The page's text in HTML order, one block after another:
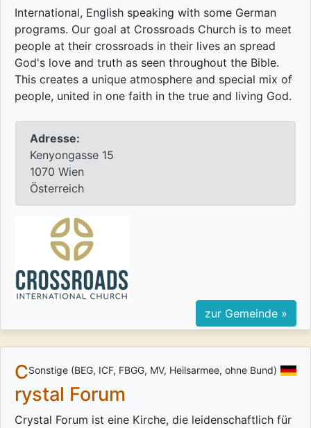
International, English speaking with some German
programs. Our goal at Crossroads Church is to meet
people at their crossroads in their lives an spread
God's love and truth as seen throughout the Bible.
This creates a unique atmosphere and special mix of
people, united in one faith in the true and living God.
Adresse:
Kenyongasse 15
1070 Wien
Österreich
zur Gemeinde »
Sonstige (BEG, ICF, FBGG, MV, Heilsarmee, ohne Bund)
C
rystal Forum
Crystal Forum ist eine Kirche, die leidenschaftlich für